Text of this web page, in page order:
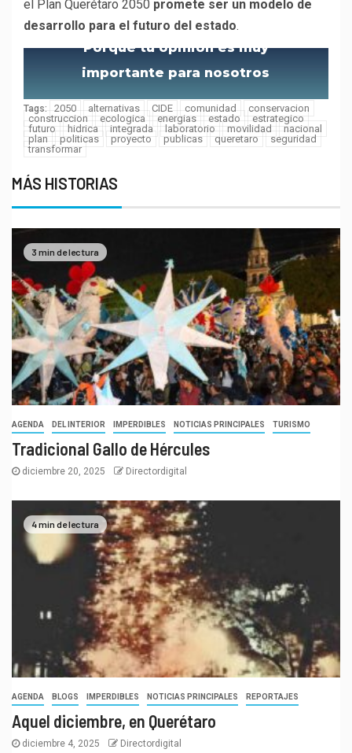
el Plan Querétaro 2050 promete ser un modelo de
desarrollo para el futuro del estado.
Porque tu opinión es muy
importante para nosotros
Tags: 2050 alternativas CIDE comunidad
conservacion
construccion
ecologica energias estado
estrategico
futuro
hidrica integrada laboratorio movilidad
nacional
plan
politicas proyecto publicas queretaro
seguridad
transformar
MÁS HISTORIAS
3 min de lectura
AGENDA DEL INTERIOR IMPERDIBLES NOTICIAS PRINCIPALES TURISMO
Tradicional Gallo de Hércules
diciembre 20, 2025 Directordigital
4 min de lectura
AGENDA BLOGS IMPERDIBLES NOTICIAS PRINCIPALES REPORTAJES
Aquel diciembre, en Querétaro
diciembre 4, 2025 Directordigital